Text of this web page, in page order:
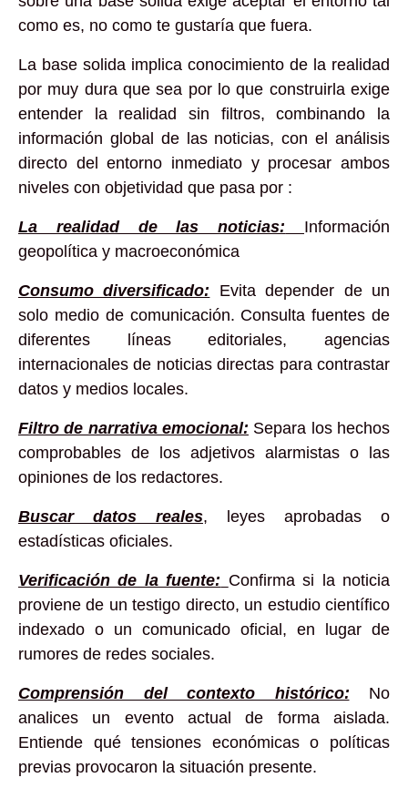
como es, no como te gustaría que fuera.
La base solida implica conocimiento de la realidad
por muy dura que sea por lo que construirla exige
entender la realidad sin filtros, combinando la
información global de las noticias, con el análisis
directo del entorno inmediato y procesar ambos
niveles con objetividad que pasa por :
La realidad de las noticias:
Información
geopolítica y macroeconómica
Consumo diversificado: Evita depender de un
solo medio de comunicación. Consulta fuentes de
diferentes líneas editoriales, agencias
internacionales de noticias directas para contrastar
datos y medios locales.
Filtro de narrativa emocional: Separa los hechos
comprobables de los adjetivos alarmistas o las
opiniones de los redactores.
Buscar datos reales, leyes aprobadas o
estadísticas oficiales.
Verificación de la fuente: Confirma si la noticia
proviene de un testigo directo, un estudio científico
indexado o un comunicado oficial, en lugar de
rumores de redes sociales.
Comprensión del contexto histórico: No
analices un evento actual de forma aislada.
Entiende qué tensiones económicas o políticas
previas provocaron la situación presente.